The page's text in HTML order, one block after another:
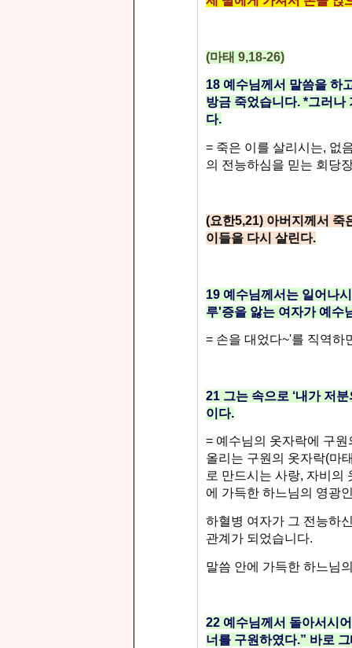
(마태 9,18-26)
18 예수님께서 말씀을 하
방금 죽었습니다. *그러나
다.
= 죽은 이를 살리시는, 없
의 전능하심을 믿는 회당
(요한5,21) 아버지께서 죽
이들을 다시 살린다.
19 예수님께서는 일어나
루'증을 앓는 여자가 예수
= 손을 대었다~'를 직역하
21 그는 속으로 ‘내가 저분
이다.
= 예수님의 옷자락에 구
올리는 구원의 옷자락(마
로 만드시는 사랑, 자비의
에 가득한 하느님의 영광
하혈병 여자가 그 전능하
관계가 되었습니다.
말씀 안에 가득한 하느님
22 예수님께서 돌아서시
너를 구원하였다.” 바로